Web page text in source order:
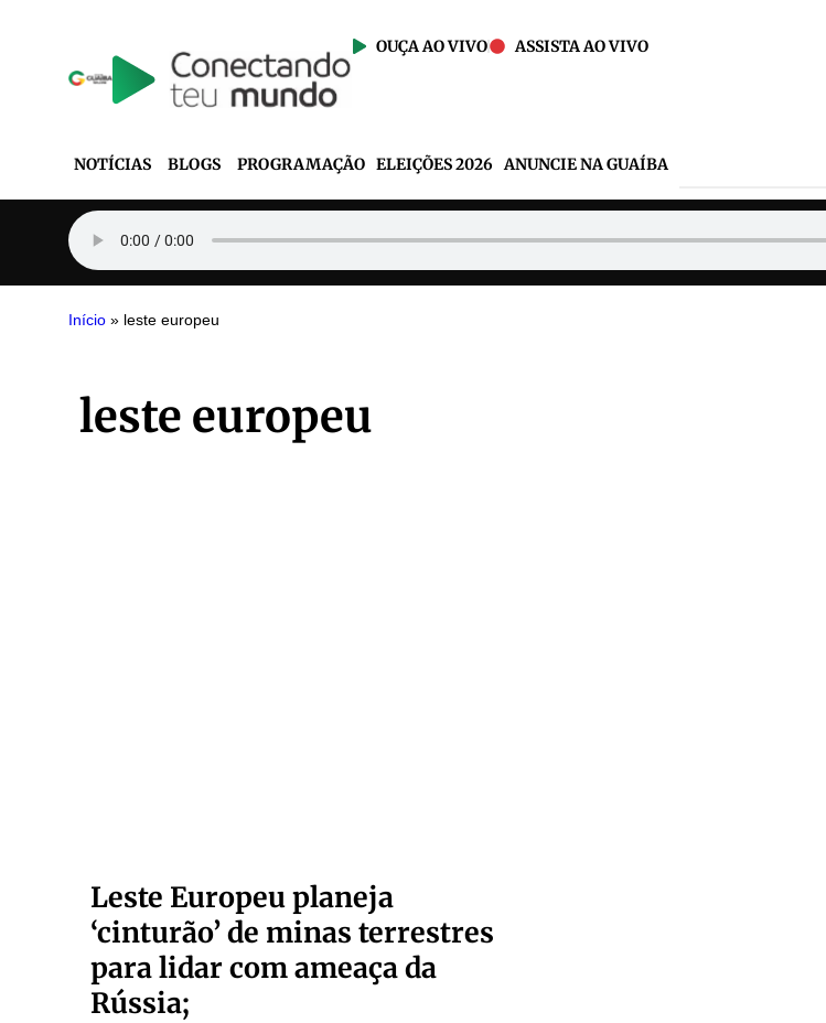
OUÇA AO VIVO ASSISTA AO VIVO
NOTÍCIAS BLOGS PROGRAMAÇÃO ELEIÇÕES 2026 ANUNCIE NA GUAÍBA
Início » leste europeu
leste europeu
Leste Europeu planeja
‘cinturão’ de minas terrestres
para lidar com ameaça da
Rússia;